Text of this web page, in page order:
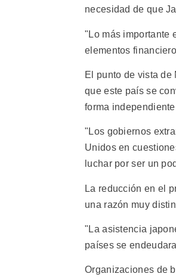
necesidad de que
"Lo más importante
elementos
El punto de vista
que este país se
forma
"Los gobiernos
Unidos en
luchar por ser un
La reducción en el
una razón muy
"La asistencia
países se
Organizaciones de